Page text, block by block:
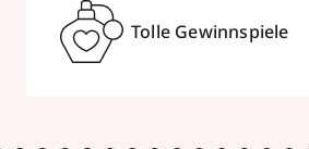
Tolle Gewinnspiele